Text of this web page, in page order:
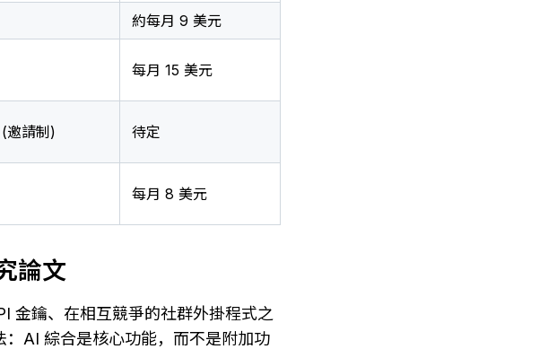
約每月 9 美元
每月 15 美元
邀請制) 待定
每月 8 美元
論文
鑰、在相互競爭的社群外掛程式之
AI 綜合是核心功能，而不是附加功